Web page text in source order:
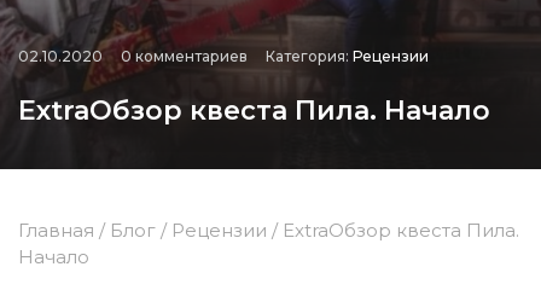
02.10.2020 0 комментариев Категория: Рецензии
ExtraОбзор квеста Пила. Начало
Главная / Блог / Рецензии / ExtraОбзор квеста Пила.
Начало